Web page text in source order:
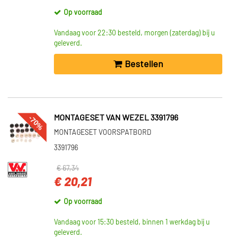
Op voorraad
Vandaag voor 22:30 besteld, morgen (zaterdag) bij u
geleverd.
Bestellen
-70% MONTAGESET VAN WEZEL 3391796
MONTAGESET VOORSPATBORD
3391796
€ 67,34
€ 20,21
Op voorraad
Vandaag voor 15:30 besteld, binnen 1 werkdag bij u
geleverd.